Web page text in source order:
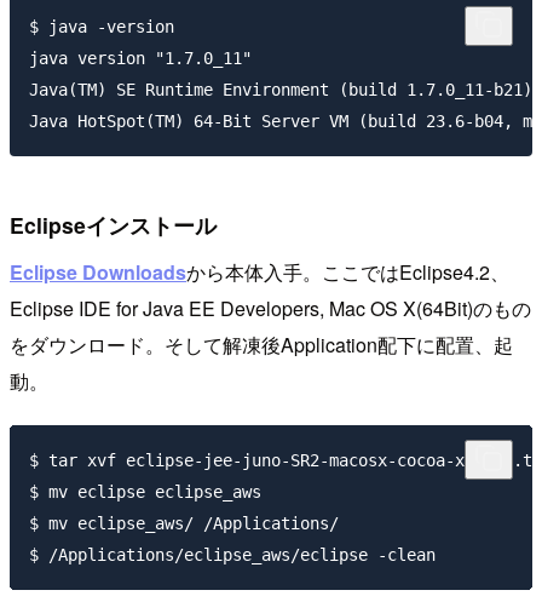
$ java -version
java version "1.7.0_11"
Java(TM) SE Runtime Environment (build 1.7.0_11-b21)
Eclipseインストール
Eclipse Downloadsから本体入手。ここではEclipse4.2、
Eclipse IDE for Java EE Developers, Mac OS X(64Bit)のもの
をダウンロード。そして解凍後Application配下に配置、起
動。
$ tar xvf eclipse-jee-juno-SR2-macosx-cocoa-
$ mv eclipse eclipse_aws
$ mv eclipse_aws/ /Applications/